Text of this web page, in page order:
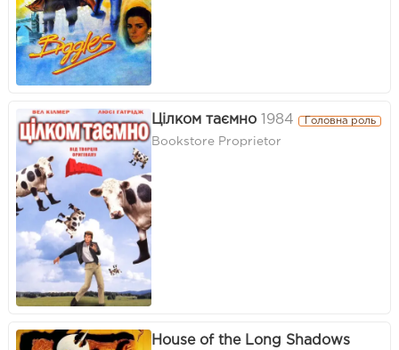
Цілком таємно 1984 Головна роль
Bookstore Proprietor
House of the Long Shadows